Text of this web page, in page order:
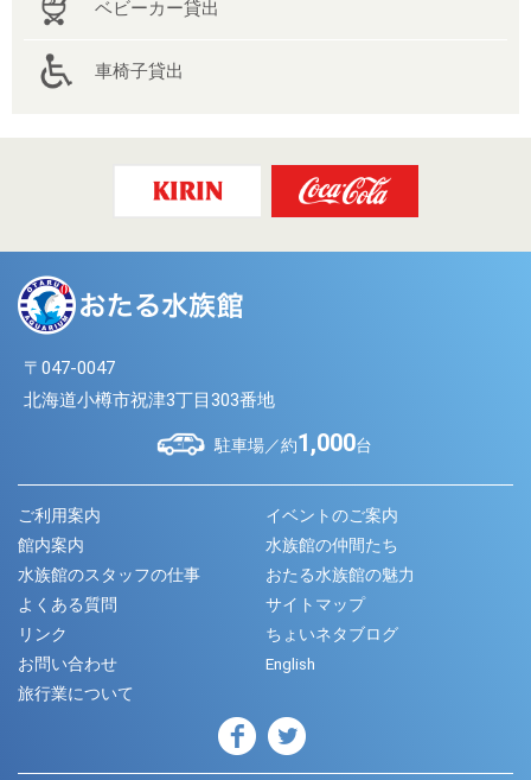
ベビーカー貸出
車椅子貸出
〒047-0047
北海道小樽市祝津3丁目303番地
駐車場／約1,000台
ご利用案内
イベントのご案内
館内案内
水族館の仲間たち
水族館のスタッフの仕事
おたる水族館の魅力
よくある質問
サイトマップ
リンク
ちょいネタブログ
お問い合わせ
English
旅行業について